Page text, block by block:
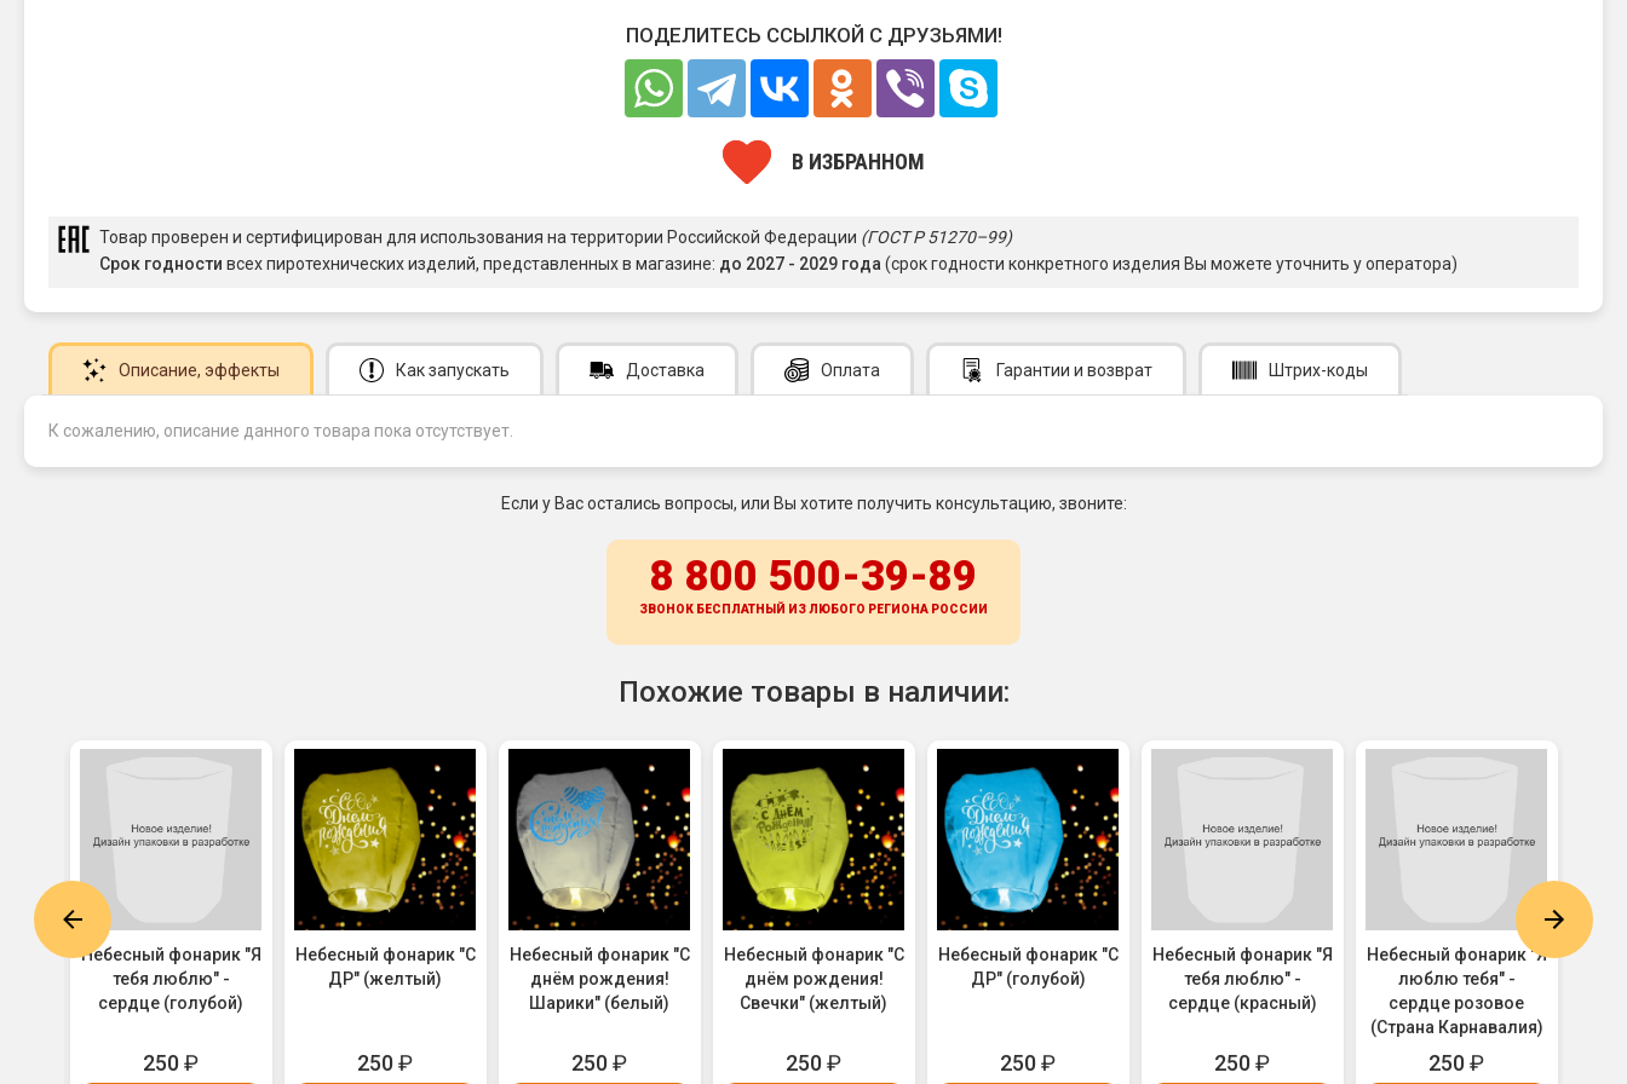
ПОДЕЛИТЕСЬ ССЫЛКОЙ С ДРУЗЬЯМИ!
В ИЗБРАННОМ
Товар проверен и сертифицирован для использования на территории Российской Федерации (ГОСТ Р 51270–99)
Срок годности всех пиротехнических изделий, представленных в магазине: до 2027 - 2029 года(срок годности конкретного изделия Вы можете уточнить у оператора)
Описание, эффекты Как запускать Доставка Оплата Гарантии и возврат Штрих-коды
К сожалению, описание данного товара пока отсутствует.
Если у Вас остались вопросы, или Вы хотите получить консультацию, звоните:
8 800 500-39-89
ЗВОНОК БЕСПЛАТНЫЙ ИЗ ЛЮБОГО РЕГИОНА РОССИИ
Похожие товары в наличии:
"С
Небесный фонарик "Я
тебя люблю" -
сердце (голубой)
250₽
Небесный фонарик "С
ДР" (желтый)
250₽
Небесный фонарик "С
днём рождения!
Шарики" (белый)
250₽
Небесный фонарик "С
днём рождения!
Свечки" (желтый)
250₽
Небесный фонарик "С
ДР" (голубой)
250₽
Небесный фонарик "Я
тебя люблю" -
сердце (красный)
250₽
Небесный фонарик "Я
люблю тебя" -
сердце розовое
(Страна Карнавалия)
250₽